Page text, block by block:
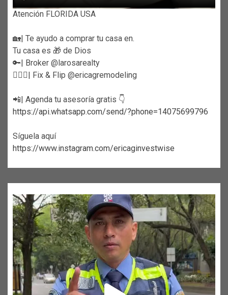
Atención FLORIDA USA
🏡| Te ayudo a comprar tu casa en.
Tu casa es 🎁 de Dios
🔑| Broker @larosarealty
👷🏼‍♀️| Fix & Flip @ericagremodeling
📲| Agenda tu asesoría gratis 👇
https://api.whatsapp.com/send/?phone=14075699796
Síguela aquí
https://www.instagram.com/ericaginvestwise